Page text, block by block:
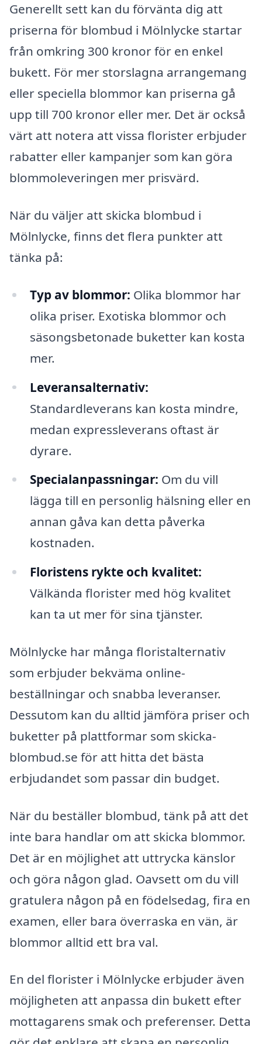
Generellt sett kan du förvänta dig att
priserna för blombud i Mölnlycke startar
från omkring 300 kronor för en enkel
bukett. För mer storslagna arrangemang
eller speciella blommor kan priserna gå
upp till 700 kronor eller mer. Det är också
värt att notera att vissa florister erbjuder
rabatter eller kampanjer som kan göra
blommoleveringen mer prisvärd.
När du väljer att skicka blombud i
Mölnlycke, finns det flera punkter att
tänka på:
Typ av blommor: Olika blommor har
olika priser. Exotiska blommor och
säsongsbetonade buketter kan kosta
mer.
Leveransalternativ:
Standardleverans kan kosta mindre,
medan expressleverans oftast är
dyrare.
Specialanpassningar: Om du vill
lägga till en personlig hälsning eller en
annan gåva kan detta påverka
kostnaden.
Floristens rykte och kvalitet:
Välkända florister med hög kvalitet
kan ta ut mer för sina tjänster.
Mölnlycke har många floristalternativ
som erbjuder bekväma online-
beställningar och snabba leveranser.
Dessutom kan du alltid jämföra priser och
buketter på plattformar som skicka-
blombud.se för att hitta det bästa
erbjudandet som passar din budget.
När du beställer blombud, tänk på att det
inte bara handlar om att skicka blommor.
Det är en möjlighet att uttrycka känslor
och göra någon glad. Oavsett om du vill
gratulera någon på en födelsedag, fira en
examen, eller bara överraska en vän, är
blommor alltid ett bra val.
En del florister i Mölnlycke erbjuder även
möjligheten att anpassa din bukett efter
mottagarens smak och preferenser. Detta